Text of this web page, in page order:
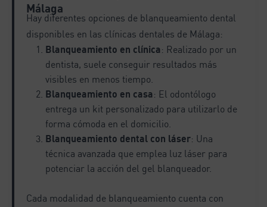
Málaga
Hay diferentes opciones de blanqueamiento dental
disponibles en las clínicas dentales de Málaga:
Blanqueamiento en clínica: Realizado por un
dentista, suele conseguir resultados más
visibles en menos tiempo.
Blanqueamiento en casa: El odontólogo
entrega un kit personalizado para utilizarlo de
forma cómoda en el domicilio.
Blanqueamiento dental con láser: Una
técnica avanzada que emplea luz láser para
potenciar la acción del gel blanqueador.
Cada modalidad de blanqueamiento cuenta con